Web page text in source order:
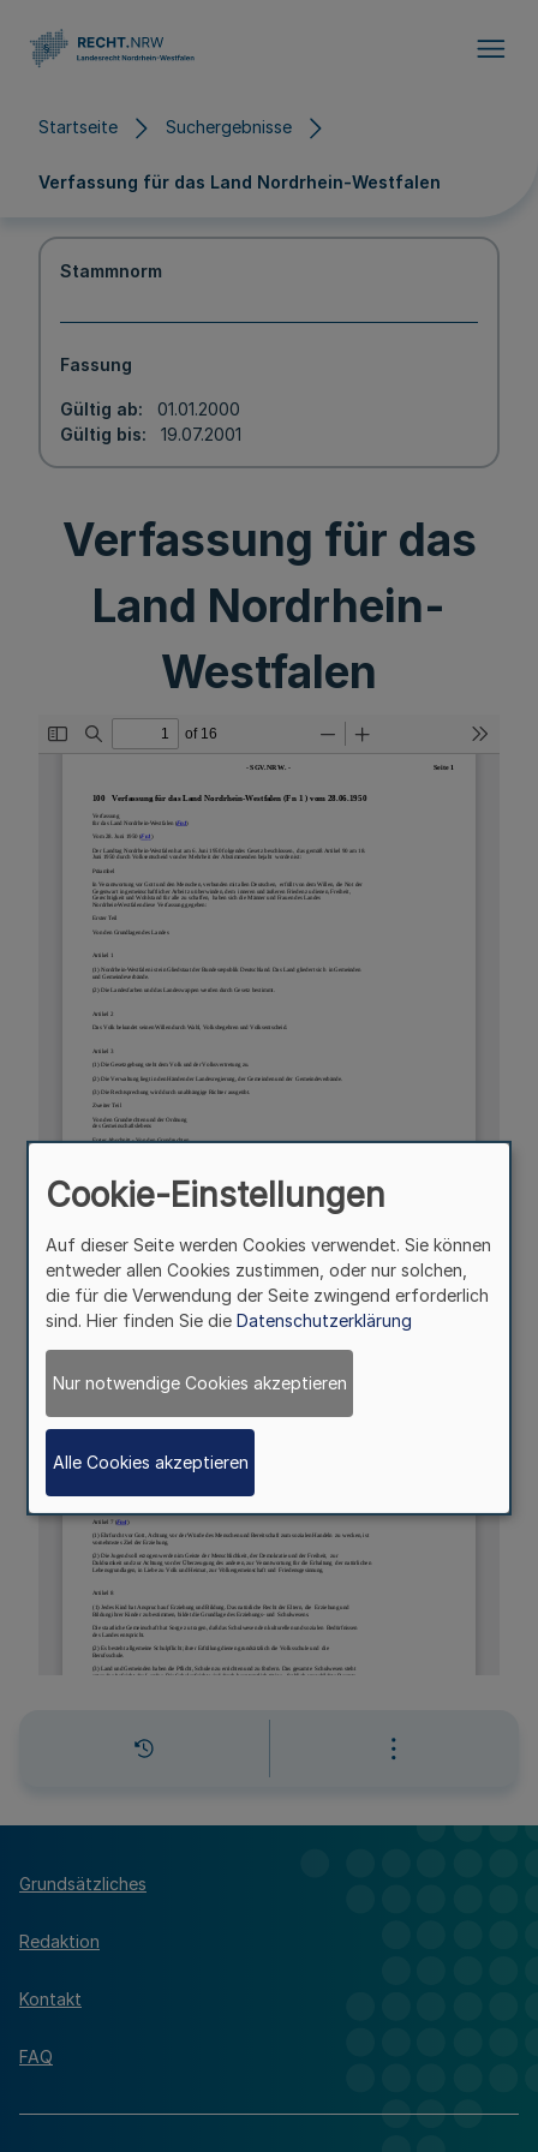
Startseite Suchergebnisse
Verfassung für das Land Nordrhein-Westfalen
Stammnorm
Fassung
Gültig ab
01.01.2000
Gültig bis
19.07.2001
Verfassung für das
Land Nordrhein-
Westfalen
Grundsätzliches
Redaktion
Kontakt
FAQ
Cookie-Einstellungen
Auf dieser Seite werden Cookies verwendet. Sie können
entweder allen Cookies zustimmen, oder nur solchen,
die für die Verwendung der Seite zwingend erforderlich
sind. Hier finden Sie die Datenschutzerklärung
Nur notwendige Cookies akzeptieren
Alle Cookies akzeptieren